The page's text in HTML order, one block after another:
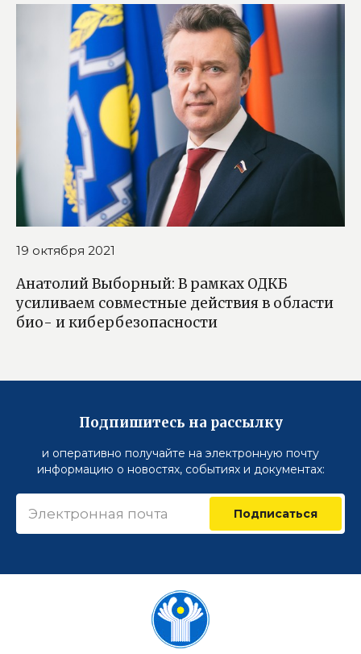
19 октября 2021
Анатолий Выборный: В рамках ОДКБ
усиливаем совместные действия в области
био- и кибербезопасности
Подпишитесь на рассылку
и оперативно получайте на электронную почту
информацию о новостях, событиях и документах:
Подписаться